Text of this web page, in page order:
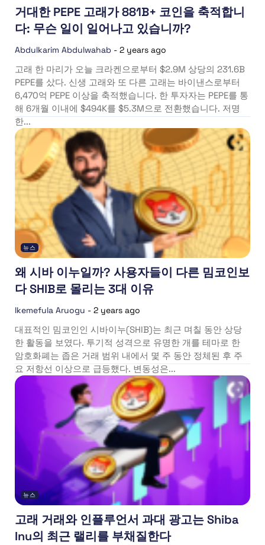
거대한 PEPE 고래가 881B+ 코인을 축적합니
다: 무슨 일이 일어나고 있습니까?
Abdulkarim Abdulwahab - 2 years ago
고래 한 마리가 오늘 크라켄으로부터 $2.9M 상당의 231.6B
PEPE를 샀다. 신생 고래와 또 다른 고래는 바이낸스로부터
6,470억 PEPE 이상을 축적했습니다. 한 투자자는 PEPE를 통
해 6개월 이내에 $494K를 $5.3M으로 전환했습니다. 저명
한...
뉴스
왜 시바 이누일까? 사용자들이 다른 밈코인보
다 SHIB로 몰리는 3대 이유
Ikemefula Aruogu - 2 years ago
대표적인 밈코인인 시바이누(SHIB)는 최근 며칠 동안 상당
한 활동을 보였다. 투기적 성격으로 유명한 개를 테마로 한
암호화폐는 좁은 거래 범위 내에서 몇 주 동안 정체된 후 주
요 저항선 이상으로 급등했다. 변동성은...
뉴스
고래 거래와 인플루언서 과대 광고는 Shiba
Inu의 최근 랠리를 부채질한다